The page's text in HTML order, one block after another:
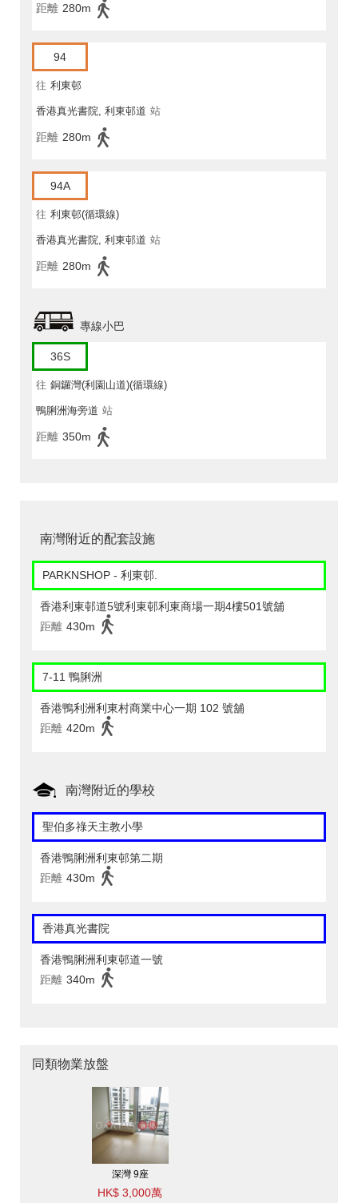
距離 280m
94
往 利東邨
香港真光書院, 利東邨道 站
距離 280m
94A
往 利東邨(循環線)
香港真光書院, 利東邨道 站
距離 280m
專線小巴
36S
往 銅鑼灣(利園山道)(循環線)
鴨脷洲海旁道 站
距離 350m
南灣附近的配套設施
PARKNSHOP - 利東邨.
香港利東邨道5號利東邨利東商場一期4樓501號舖
距離 430m
7-11 鴨脷洲
香港鴨利洲利東村商業中心一期 102 號舖
距離 420m
南灣附近的學校
聖伯多祿天主教小學
香港鴨脷洲利東邨第二期
距離 430m
香港真光書院
香港鴨脷洲利東邨道一號
距離 340m
同類物業放盤
深灣 9座
HK$ 3,000萬